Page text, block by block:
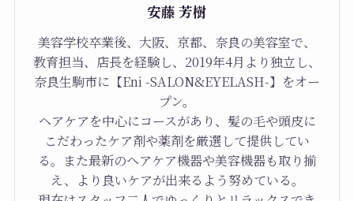
安藤 芳樹
美容学校卒業後、大阪、京都、奈良の美容室で、
教育担当、店長を経験し、2019年4月より独立し、
奈良生駒市に【Eni -SALON&EYELASH-】をオー
プン。
ヘアケアを中心にコースがあり、髪の毛や頭皮に
こだわったケア剤や薬剤を厳選して提供してい
る。また最新のヘアケア機器や美容機器も取り揃
え、より良いケアが出来るよう努めている。